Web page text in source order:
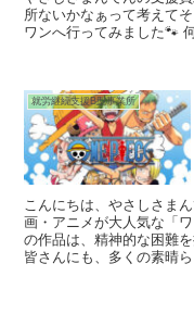
所ないかなぁって考えて
ワンへ行ってみました🐾
就労継続支援B型事業所
こんにちは、やさしさま
画・アニメが大人気な「
の作品は、精神的な困難
皆さんにも、多くの素晴